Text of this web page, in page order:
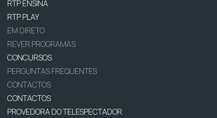
RTP ENSINA
RTP PLAY
EM DIRETO
REVER PROGRAMAS
CONCURSOS
PERGUNTAS FREQUENTES
CONTACTOS
CONTACTOS
PROVEDORA DO TELESPECTADOR